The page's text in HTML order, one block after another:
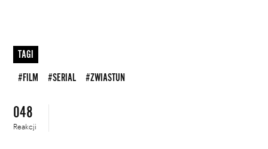
TAGI
#FILM #SERIAL #ZWIASTUN
048
Reakcji